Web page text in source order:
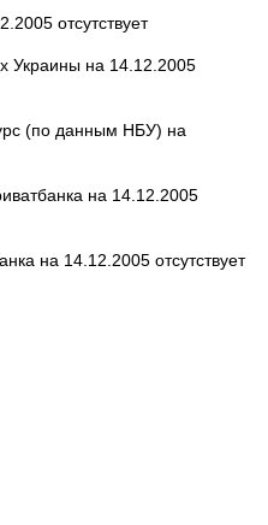
отсутствует
Украины на 14.12.2005
(по данным НБУ) на
на 14.12.2005
на 14.12.2005 отсутствует